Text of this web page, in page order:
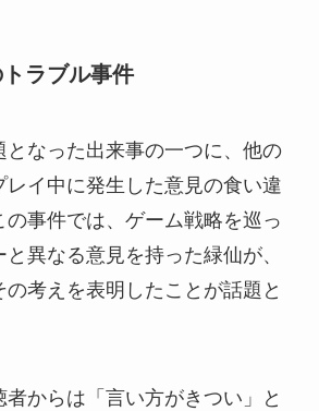
ラブル事件
となった出来事の一つに、他の
レイ中に発生した意見の食い違
の事件では、ゲーム戦略を巡っ
異なる意見を持った緑仙が、
考えを表明したことが話題と
からは「言い方がきつい」と